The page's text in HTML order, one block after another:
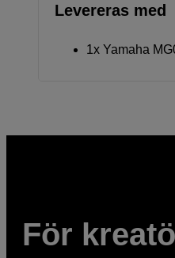
Levereras med
1x Yamaha
För